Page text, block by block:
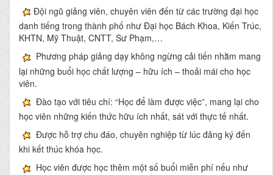
Đội ngũ giảng viên, chuyên viên đến từ các trường đại học
danh tiếng trong thành phố như Đại học Bách Khoa, Kiến Trúc,
KHTN, Mỹ Thuật, CNTT, Sư Phạm,…
Phương pháp giảng dạy không ngừng cải tiến nhằm mang
lại những buổi học chất lượng – hữu ích – thoải mái cho học
viên.
Đào tạo với tiêu chí: “Học để làm được việc”, mang lại cho
học viên những kiến thức hữu ích nhất, sát với thực tế nhất.
Được hỗ trợ chu đáo, chuyên nghiệp từ lúc đăng ký đến
khi kết thúc khóa học.
Học viên được học thêm một số buổi miễn phí nếu như